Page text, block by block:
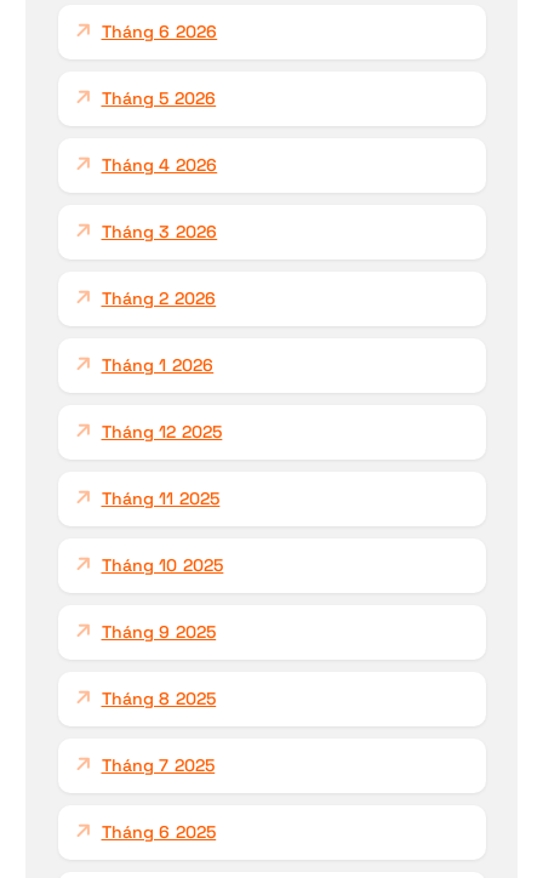
Tháng 6 2026
Tháng 5 2026
Tháng 4 2026
Tháng 3 2026
Tháng 2 2026
Tháng 1 2026
Tháng 12 2025
Tháng 11 2025
Tháng 10 2025
Tháng 9 2025
Tháng 8 2025
Tháng 7 2025
Tháng 6 2025